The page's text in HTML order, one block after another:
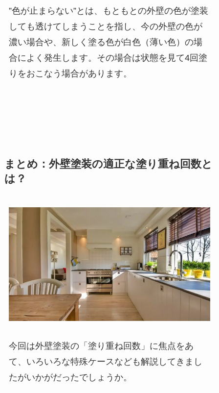
”色が止まらない”とは、もともとの外壁の色が塗装
しても透けてしまうことを指し、今の外壁の色が
濃い場合や、新しく塗る色が白色（薄い色）の場
合によく発生します。その場合は状態を見て4回塗
りをおこなう場合があります。
まとめ：外壁塗装の適正な塗り重ね回数と
は？
今回は外壁塗装の「塗り重ね回数」に焦点をあ
て、いろいろな特殊ケースなども解説してきまし
たがいかがだったでしょうか。